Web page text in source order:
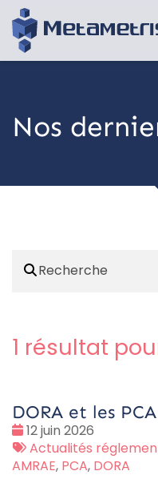
Nos
1 résultat
DORA et les
Date
:
12 juin 2026
Tags
:
Actualités
AMRAE, PCA, DORA